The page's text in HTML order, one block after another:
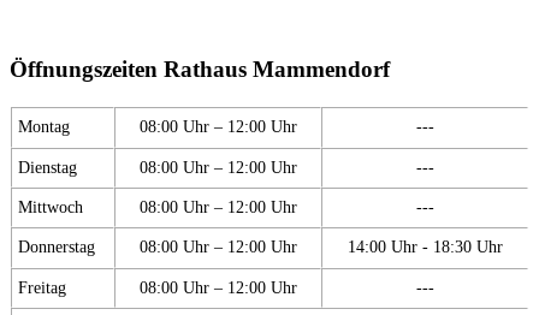
Öffnungszeiten Rathaus Mammendorf
Montag 08:00 Uhr – 12:00 Uhr ---
Dienstag 08:00 Uhr – 12:00 Uhr ---
Mittwoch 08:00 Uhr – 12:00 Uhr ---
Donnerstag 08:00 Uhr – 12:00 Uhr 14:00 Uhr - 18:30 Uhr
Freitag 08:00 Uhr – 12:00 Uhr ---